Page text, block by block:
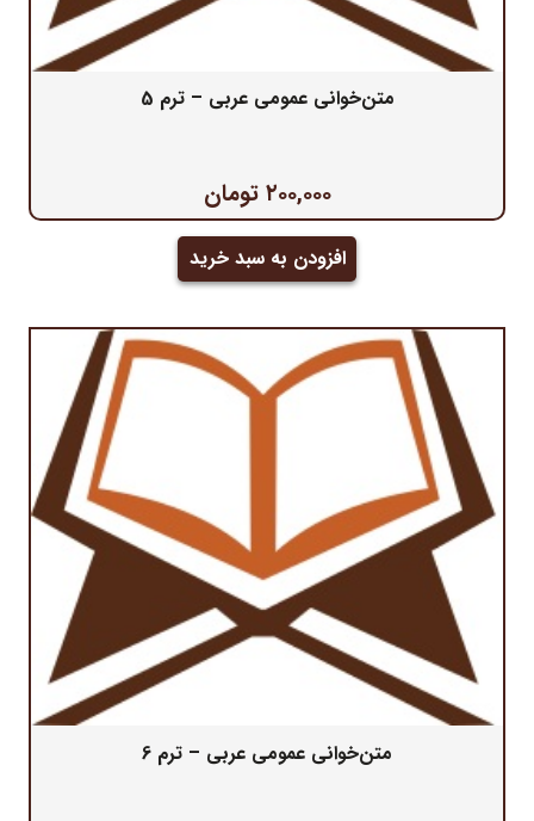
متن‌خوانی عمومی عربی – ترم 5
۲۰۰,۰۰۰ تومان
افزودن به سبد خرید
متن‌خوانی عمومی عربی – ترم 6